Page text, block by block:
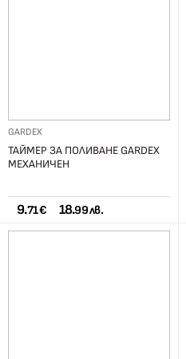
GARDEX
ТАЙМЕР ЗА ПОЛИВАНЕ GARDEX
МЕХАНИЧЕН
9.71 € 18.99 лв.